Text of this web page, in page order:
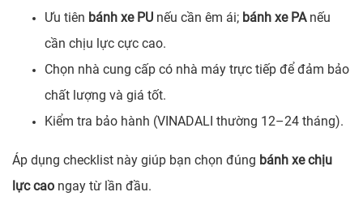
Ưu tiên bánh xe PU nếu cần êm ái; bánh xe PAnếu
cần chịu lực cực cao.
Chọn nhà cung cấp có nhà máy trực tiếp để đảm bảo
chất lượng và giá tốt.
Kiểm tra bảo hành (VINADALI thường 12–24 tháng).
Áp dụng checklist này giúp bạn chọn đúng bánh xe chịu
lực cao ngay từ lần đầu.